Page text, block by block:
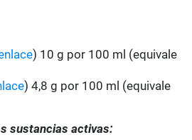
) 10 g por 100 ml (equivale
) 4,8 g por 100 ml (equivale
sustancias activas: